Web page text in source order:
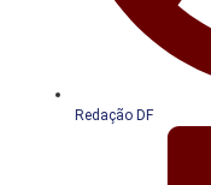
Redação DF